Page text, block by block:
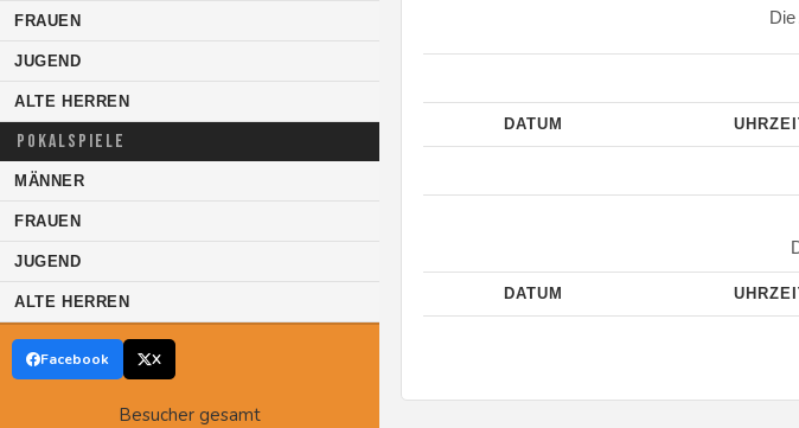
FRAUEN
JUGEND
ALTE HERREN
POKALSPIELE
MÄNNER
FRAUEN
JUGEND
ALTE HERREN
Facebook X
Besucher gesamt
DATUM
DATUM